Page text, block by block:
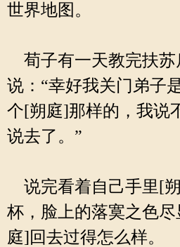
世界地图。
荀子有一天教完扶苏
说：“幸好我关门弟子
个[朔庭]那样的，我说
说去了。”
说完看着自己手里[
杯，脸上的落寞之色
庭]回去过得怎么样。